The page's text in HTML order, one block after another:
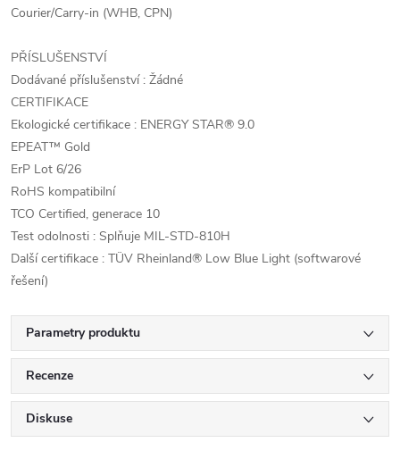
Courier/Carry-in (WHB, CPN)
PŘÍSLUŠENSTVÍ
Dodávané příslušenství : Žádné
CERTIFIKACE
Ekologické certifikace : ENERGY STAR® 9.0
EPEAT™ Gold
ErP Lot 6/26
RoHS kompatibilní
TCO Certified, generace 10
Test odolnosti : Splňuje MIL-STD-810H
Další certifikace : TÜV Rheinland® Low Blue Light (softwarové
řešení)
Parametry produktu
Recenze
Diskuse